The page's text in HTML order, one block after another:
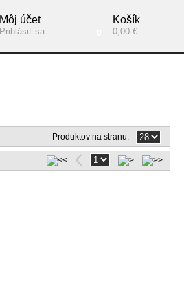
Košík
0,00 €
Môj účet
Prihlásiť sa
Produktov na stranu: